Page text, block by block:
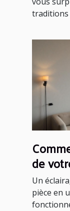
traditions
de
Un
pièce en